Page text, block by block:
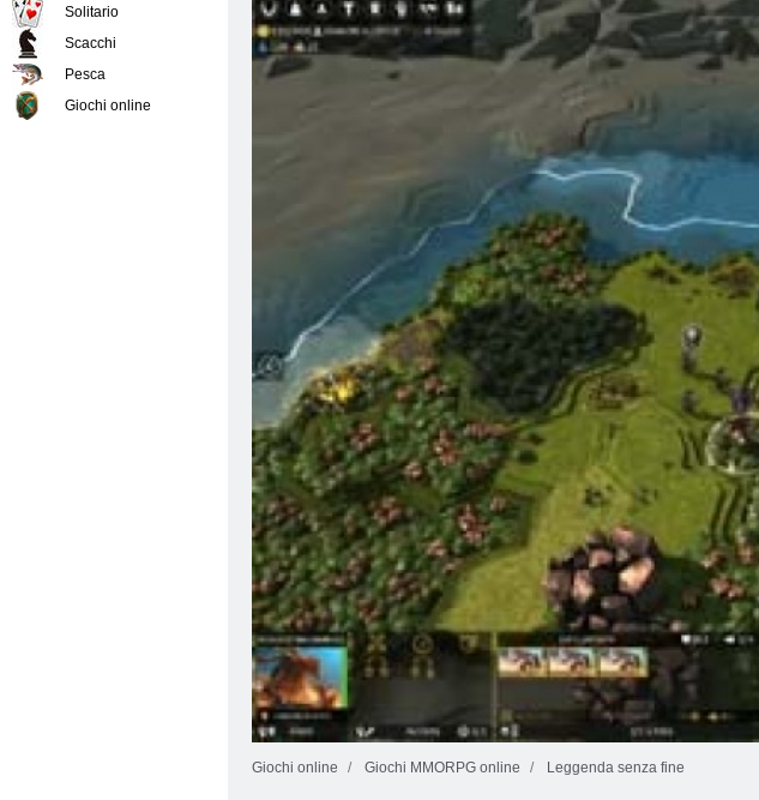
Giochi online Giochi MMORPG online Leggenda senza fine
Solitario
Scacchi
Pesca
Giochi online